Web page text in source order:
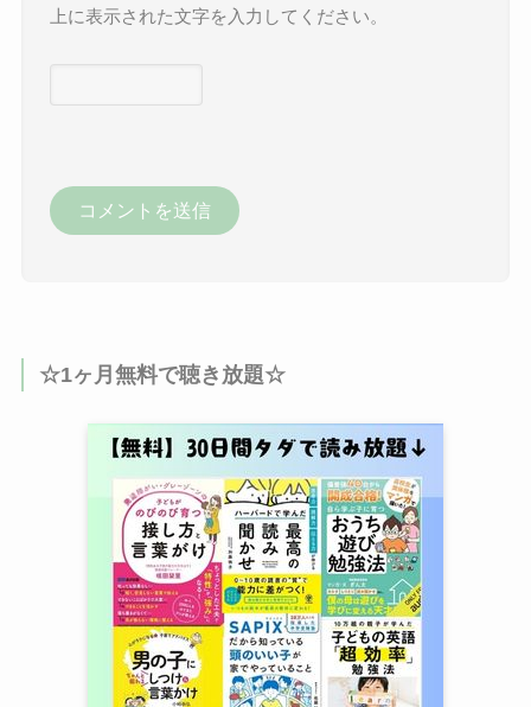
上に表示された文字を入力してください。
☆1ヶ月無料で聴き放題☆